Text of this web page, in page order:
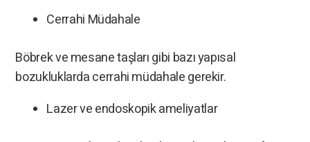
Cerrahi Müdahale
Böbrek ve mesane taşları gibi bazı yapısal
bozukluklarda cerrahi müdahale gerekir.
Lazer ve endoskopik ameliyatlar